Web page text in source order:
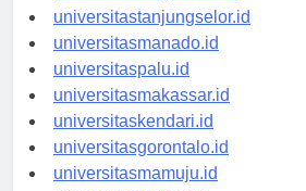
universitasbanjarbaru.id
universitastanjungselor.id
universitasmanado.id
universitaspalu.id
universitasmakassar.id
universitaskendari.id
universitasgorontalo.id